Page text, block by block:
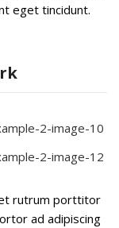
eget tincidunt.
rutrum porttitor
ad adipiscing